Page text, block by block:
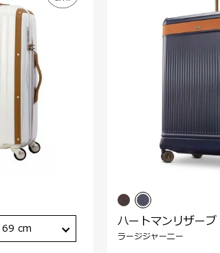
69 cm ハートマンリザーブ
ラージジャーニー